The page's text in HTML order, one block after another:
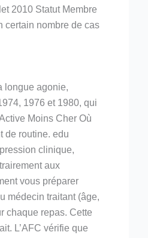
2010 Statut Membre
certain nombre de cas
longue agonie,
1976 et 1980, qui
Moins Cher Où
de routine. edu
clinique,
aux
vous préparer
médecin traitant (âge,
chaque repas. Cette
L’AFC vérifie que